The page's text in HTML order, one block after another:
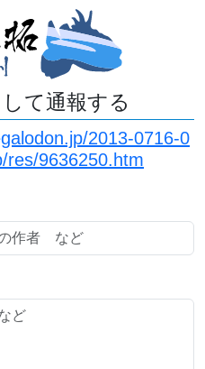
て通報する
2013-0716-0
res/9636250.htm